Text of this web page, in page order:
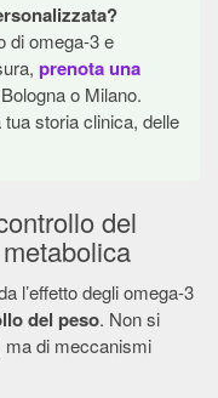
di omega-3 e
prenota una
o Milano.
tua storia clinica, delle
del
l’effetto degli omega-3
del peso. Non si
ma di meccanismi